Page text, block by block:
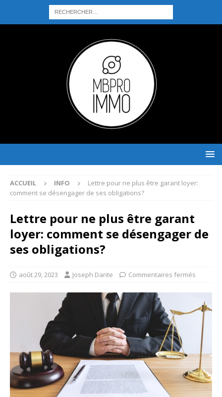
ACCUEIL INFO
Lettre pour ne plus être garant loyer:
comment se désengager de ses obligations?
Lettre pour ne plus être garant
loyer: comment se désengager de
ses obligations?
août 29, 2023 Joseph Dante Commentaires fermés